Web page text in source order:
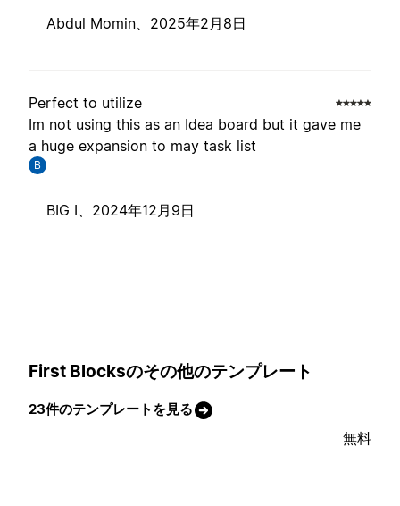
Abdul Momin、 2025年2月8日
Perfect to utilize
Im not using this as an Idea board but it gave me
a huge expansion to may task list
B
BIG I、 2024年12月9日
First Blocksのその他のテンプレート
23件のテンプレートを見る
無料